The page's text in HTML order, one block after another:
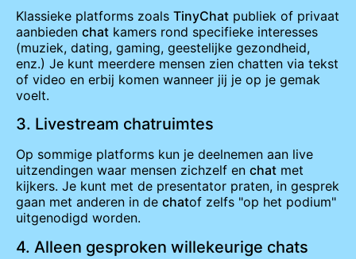
Klassieke platforms zoals TinyChat publiek of privaat
aanbieden chat kamers rond specifieke interesses
(muziek, dating, gaming, geestelijke gezondheid,
enz.) Je kunt meerdere mensen zien chatten via tekst
of video en erbij komen wanneer jij je op je gemak
voelt.
3. Livestream chatruimtes
Op sommige platforms kun je deelnemen aan live
uitzendingen waar mensen zichzelf en chat met
kijkers. Je kunt met de presentator praten, in gesprek
gaan met anderen in de chatof zelfs "op het podium"
uitgenodigd worden.
4. Alleen gesproken willekeurige chats